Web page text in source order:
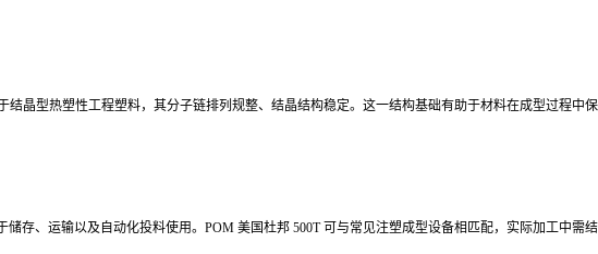
结晶型热塑性工程塑料，其分子链排列规整、结晶结构稳定。这一结构基础有助于材料在成型过程中
存、运输以及自动化投料使用。POM 美国杜邦 500T 可与常见注塑成型设备相匹配，实际加工中需